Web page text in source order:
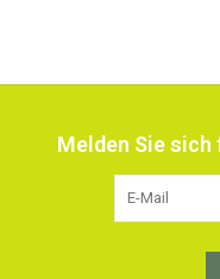
Melden Sie